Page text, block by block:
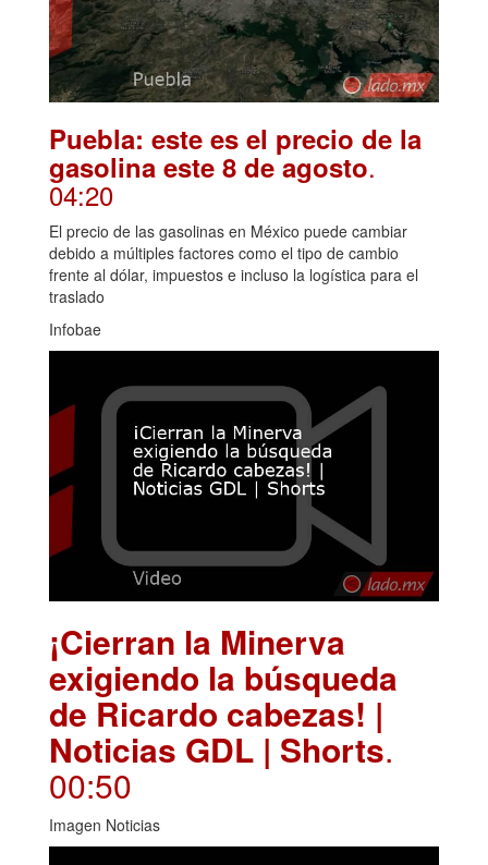
Puebla: este es el precio de la
gasolina este 8 de agosto.
04:20
El precio de las gasolinas en México puede cambiar
debido a múltiples factores como el tipo de cambio
frente al dólar, impuestos e incluso la logística para el
traslado
Infobae
¡Cierran la Minerva
exigiendo la búsqueda
de Ricardo cabezas! |
Noticias GDL | Shorts.
00:50
Imagen Noticias